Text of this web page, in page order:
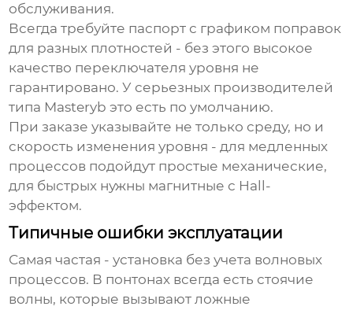
обслуживания.
Всегда требуйте паспорт с графиком поправок
для разных плотностей - без этого высокое
качество переключателя уровня не
гарантировано. У серьезных производителей
типа Masteryb это есть по умолчанию.
При заказе указывайте не только среду, но и
скорость изменения уровня - для медленных
процессов подойдут простые механические,
для быстрых нужны магнитные с Hall-
эффектом.
Типичные ошибки эксплуатации
Самая частая - установка без учета волновых
процессов. В понтонах всегда есть стоячие
волны, которые вызывают ложные